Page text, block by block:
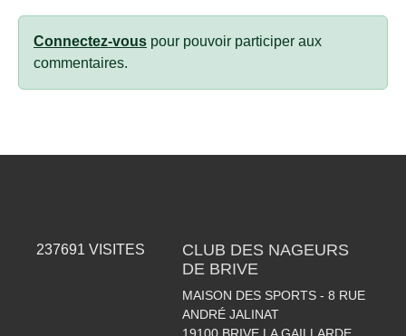
Connectez-vous pour pouvoir participer aux
commentaires.
237691 VISITES
CLUB DES NAGEURS
DE BRIVE
MAISON DES SPORTS - 8 RUE
ANDRÉ JALINAT
19100 BRIVE LA GAILLARDE